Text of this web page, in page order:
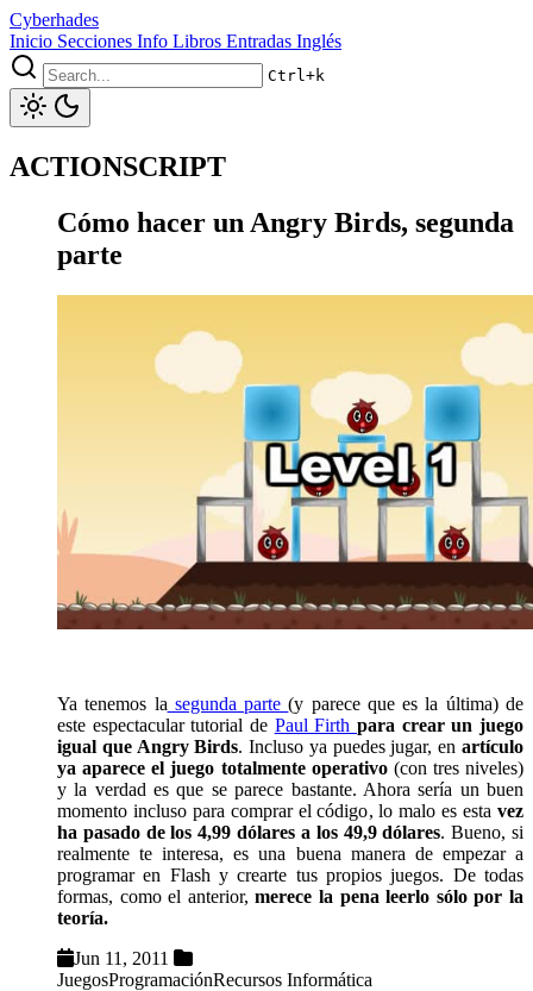
Cyberhades
Inicio Secciones Info Libros Entradas Inglés
Ctrl+k
ACTIONSCRIPT
Cómo hacer un Angry Birds, segunda
parte
Ya tenemos la segunda parte(y parece que es la última) de
este espectacular tutorial de Paul Firthpara crear un juego
igual que Angry Birds. Incluso ya puedes jugar, enartículo
ya aparece el juego totalmente operativo(con tres niveles)
y la verdad es que se parece bastante. Ahora sería un buen
momento incluso para comprar el código, lo malo es esta vez
ha pasado de los 4,99 dólares a los 49,9 dólares. Bueno, si
realmente te interesa, es una buena manera de empezar a
programar en Flash y crearte tus propios juegos. De todas
formas, como el anterior, merece la pena leerlo sólo por la
teoría.
Jun 11, 2011
JuegosProgramaciónRecursos Informática